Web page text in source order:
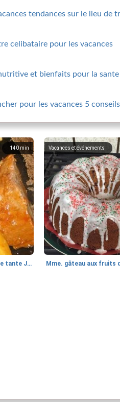
tendances sur le lieu de
celibataire pour les vacances
et bienfaits pour la sante
pour les vacances 5 conseils
140 min
Poitrine de bœuf acidulée de tante Jinny
Vacances et événements
Mme. gâteau aux fruits